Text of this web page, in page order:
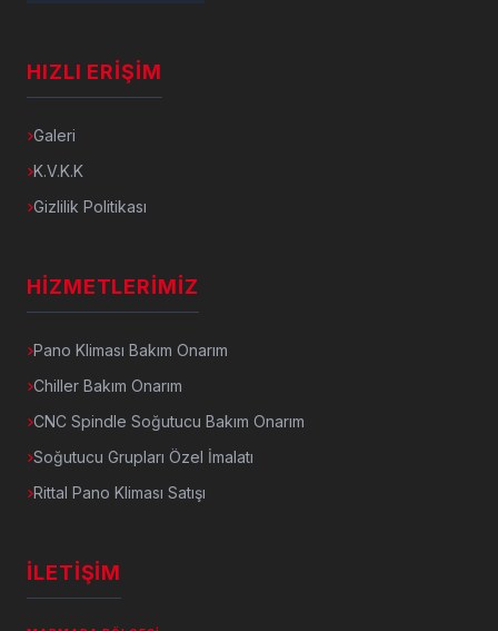
HIZLI ERIŞIM
Galeri
K.V.K.K
Gizlilik Politikası
HIZMETLERIMIZ
Pano Kliması Bakım Onarım
Chiller Bakım Onarım
CNC Spindle Soğutucu Bakım Onarım
Soğutucu Grupları Özel İmalatı
Rittal Pano Kliması Satışı
İLETIŞIM